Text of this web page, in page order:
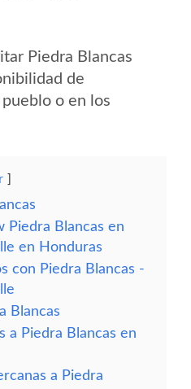
Piedra Blancas
de
o en los
Piedra Blancas en
en Honduras
con Piedra Blancas -
Blancas
a Piedra Blancas en
a Piedra